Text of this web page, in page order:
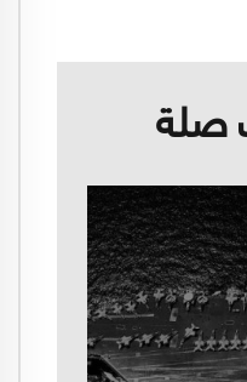
صلة